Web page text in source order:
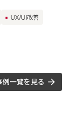
UX/UI改善
例一覧を見る